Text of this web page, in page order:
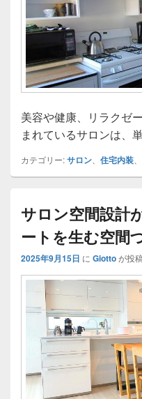
美容や健康、リラクゼ
まれているサロンは、
カテゴリー:サロン 住宅内装
サロン空間設計
ートを生む空間
2025年9月15日 に Giottoが投稿